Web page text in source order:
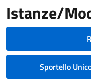
Istanze/
Sportello